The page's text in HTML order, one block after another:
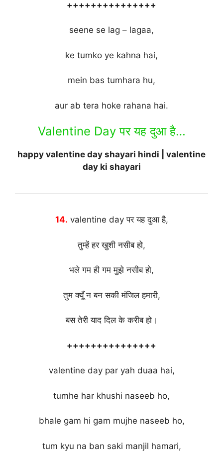
+++++++++++++++
seene se lag – lagaa,
ke tumko ye kahna hai,
mein bas tumhara hu,
aur ab tera hoke rahana hai.
Valentine Day पर यह दुआ है…
happy valentine day shayari hindi | valentine
day ki shayari
14. valentine day पर यह दुआ है,
तुम्हें हर खुशी नसीब हो,
भले गम ही गम मुझे नसीब हो,
तुम क्यूँ न बन सकी मंजिल हमारी,
बस तेरी याद दिल के करीब हो।
+++++++++++++++
valentine day par yah duaa hai,
tumhe har khushi naseeb ho,
bhale gam hi gam mujhe naseeb ho,
tum kyu na ban saki manjil hamari,